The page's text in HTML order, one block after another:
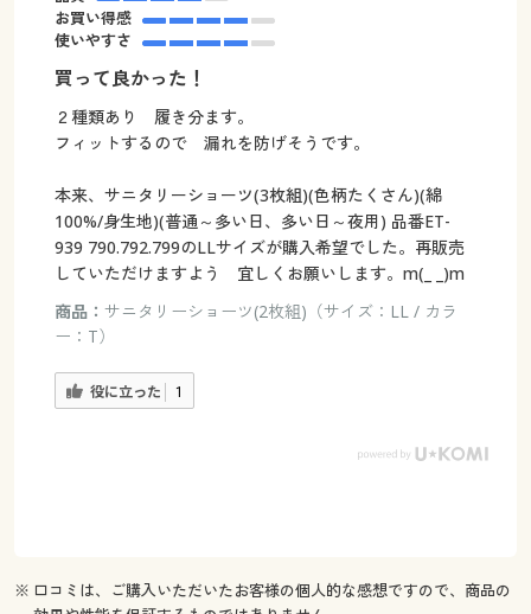
お買い得感
使いやすさ
買って良かった！
２種類あり 履き分ます。
フィットするので 漏れを防げそうです。
本来、サニタリーショーツ(3枚組)(色柄たくさん)(綿
100%/身生地)(普通～多い日、多い日～夜用) 品番ET-
939 790.792.799のLLサイズが購入希望でした。再販売
していただけますよう 宜しくお願いします。m(_ _)m
商品： サニタリーショーツ(2枚組)（サイズ：LL / カラ
ー：T）
役に立った 1
※ 口コミは、ご購入いただいたお客様の個人的な感想ですので、商品の